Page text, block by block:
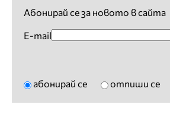
Абонирай се за новото в сайта
E-mail
абонирай се отпиши се